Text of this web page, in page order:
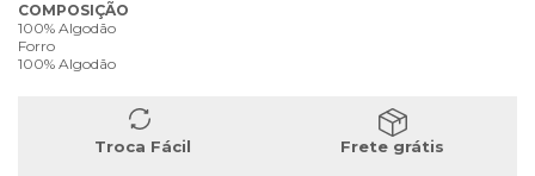
COMPOSIÇÃO
100% Algodão
Forro
100% Algodão
Troca Fácil
Frete grátis